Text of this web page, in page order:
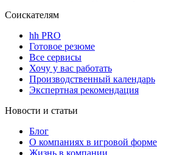
Соискателям
hh PRO
Готовое резюме
Все сервисы
Хочу у вас работать
Производственный календарь
Экспертная рекомендация
Новости и статьи
Блог
О компаниях в игровой форме
Жизнь в компании